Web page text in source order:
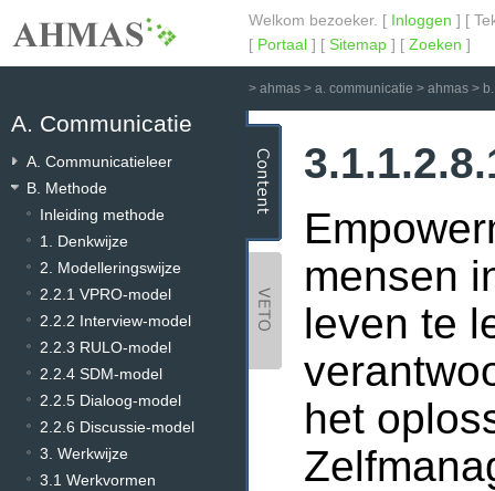
Welkom bezoeker. [ Inloggen ] [
[ Portaal ] [ Sitemap ] [ Zoeken ]
> ahmas > a. communicatie > ahmas >
A. Communicatie
A. Communicatieleer
B. Methode
Inleiding methode
1. Denkwijze
2. Modelleringswijze
2.2.1 VPRO-model
2.2.2 Interview-model
2.2.3 RULO-model
2.2.4 SDM-model
2.2.5 Dialoog-model
2.2.6 Discussie-model
3. Werkwijze
3.1 Werkvormen
mensen
leven te
het